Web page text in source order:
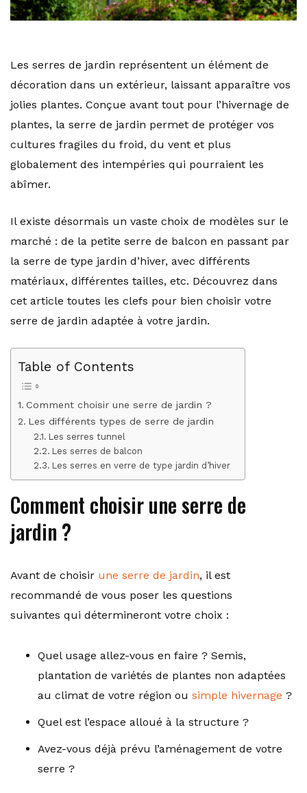
Les serres de jardin représentent un élément de
décoration dans un extérieur, laissant apparaître vos
jolies plantes. Conçue avant tout pour l’hivernage de
plantes, la serre de jardin permet de protéger vos
cultures fragiles du froid, du vent et plus
globalement des intempéries qui pourraient les
abîmer.
Il existe désormais un vaste choix de modèles sur le
marché : de la petite serre de balcon en passant par
la serre de type jardin d’hiver, avec différents
matériaux, différentes tailles, etc. Découvrez dans
cet article toutes les clefs pour bien choisir votre
serre de jardin adaptée à votre jardin.
Table of Contents
Comment choisir une serre de jardin ?
Les différents types de serre de jardin
Les serres tunnel
Les serres de balcon
Les serres en verre de type jardin d’hiver
Comment choisir une serre de
jardin ?
Avant de choisir une serre de jardin, il est
recommandé de vous poser les questions
suivantes qui détermineront votre choix :
Quel usage allez-vous en faire ? Semis,
plantation de variétés de plantes non adaptées
au climat de votre région ou simple hivernage ?
Quel est l’espace alloué à la structure ?
Avez-vous déjà prévu l’aménagement de votre
serre ?